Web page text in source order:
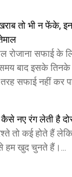
तो भी न फेंके,
रोजाना सफाई के
बाद इसके
सफाई नहीं कर
नए रंग लेती है
तो कई होते हैं
हम खुद चुनते हैं।...